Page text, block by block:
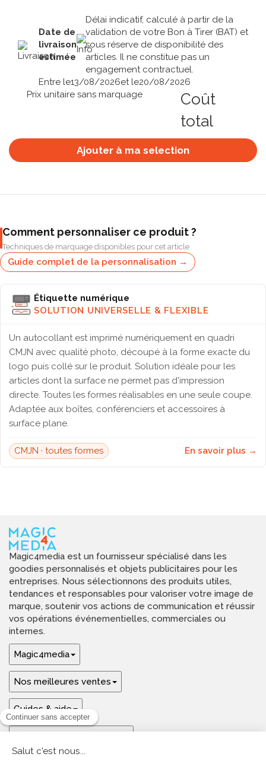
Date de
livraison
estimée
Délai indicatif, calculé à partir de la
validation de votre Bon à Tirer (BAT) et
sous réserve de disponibilité des
articles. Il ne constitue pas un
engagement contractuel.
Entre le13/08/2026et le20/08/2026
Prix unitaire sans marquage
Coût
total
Ajouter à ma selection
Comment personnaliser ce produit ?
Techniques de marquage disponibles pour cet article
Guide complet de la personnalisation →
Étiquette numérique
SOLUTION UNIVERSELLE & FLEXIBLE
Un autocollant est imprimé numériquement en quadri
CMJN avec qualité photo, découpé à la forme exacte du
logo puis collé sur le produit. Solution idéale pour les
articles dont la surface ne permet pas d'impression
directe. Toutes les formes réalisables en une seule coupe.
Adaptée aux boîtes, conférenciers et accessoires à
surface plane.
CMJN · toutes formes En savoir plus →
Magic4media est un fournisseur spécialisé dans les
goodies personnalisés et objets publicitaires pour les
entreprises. Nous sélectionnons des produits utiles,
tendances et responsables pour valoriser votre image de
marque, soutenir vos actions de communication et réussir
vos opérations événementielles, commerciales ou
internes.
Magic4media
Nos meilleures ventes
Guides & aide